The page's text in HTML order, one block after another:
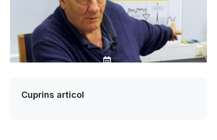
Cuprins articol